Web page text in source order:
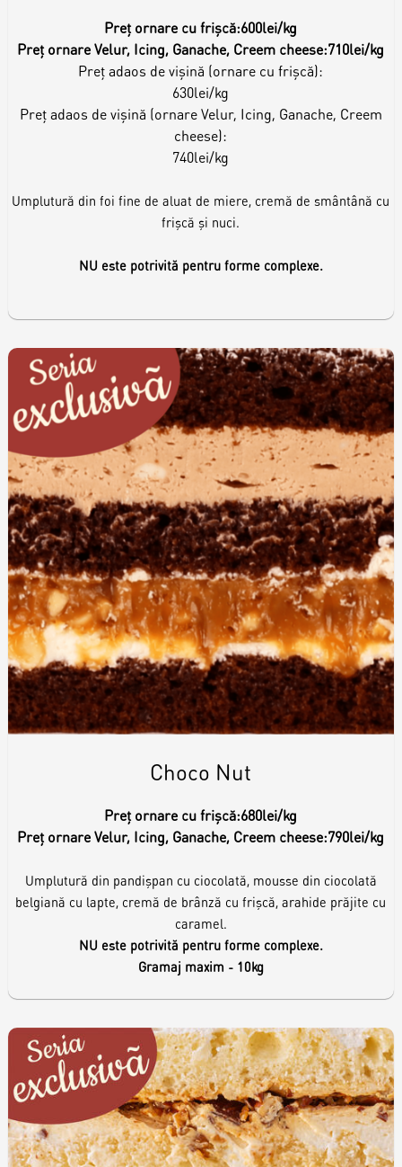
Preț ornare cu frișcă:600lei/kg
Preț ornare Velur, Icing, Ganache, Creem cheese:710lei/kg
Preț adaos de vișină (ornare cu frișcă):
630lei/kg
Preț adaos de vișină (ornare Velur, Icing, Ganache, Creem
cheese):
740lei/kg
Umplutură din foi fine de aluat de miere, cremă de smântână cu
frișcă și nuci.
NU este potrivită pentru forme complexe.
Choco Nut
Preț ornare cu frișcă:680lei/kg
Preț ornare Velur, Icing, Ganache, Creem cheese:790lei/kg
Umplutură din pandișpan cu ciocolată, mousse din ciocolată
belgiană cu lapte, cremă de brânză cu frișcă, arahide prăjite cu
caramel.
NU este potrivită pentru forme complexe.
Gramaj maxim - 10kg